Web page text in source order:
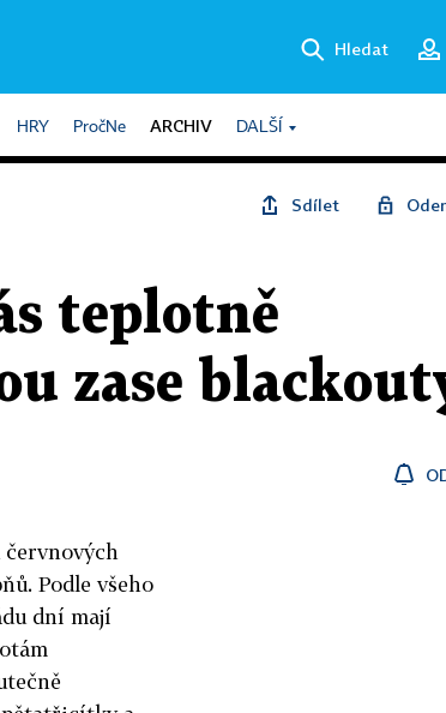
Hledat
HRY PročNe ARCHIV DALŠÍ
Sdílet
teplotně
zase
Podle všeho
dní mají